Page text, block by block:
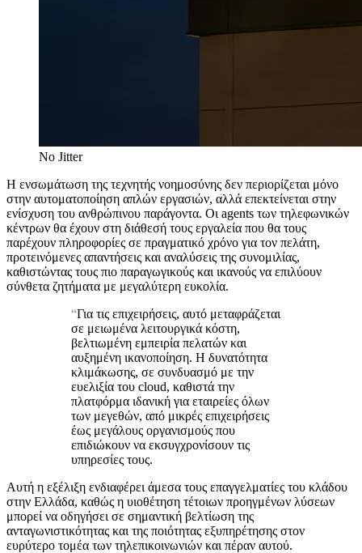
No Jitter
Η ενσωμάτωση της τεχνητής νοημοσύνης δεν περιορίζεται μόνο
στην αυτοματοποίηση απλών εργασιών, αλλά επεκτείνεται στην
ενίσχυση του ανθρώπινου παράγοντα. Οι agents των τηλεφωνικών
κέντρων θα έχουν στη διάθεσή τους εργαλεία που θα τους
παρέχουν πληροφορίες σε πραγματικό χρόνο για τον πελάτη,
προτεινόμενες απαντήσεις και αναλύσεις της συνομιλίας,
καθιστώντας τους πιο παραγωγικούς και ικανούς να επιλύουν
σύνθετα ζητήματα με μεγαλύτερη ευκολία.
“Για τις επιχειρήσεις, αυτό μεταφράζεται
σε μειωμένα λειτουργικά κόστη,
βελτιωμένη εμπειρία πελατών και
αυξημένη ικανοποίηση. Η δυνατότητα
κλιμάκωσης, σε συνδυασμό με την
ευελιξία του cloud, καθιστά την
πλατφόρμα ιδανική για εταιρείες όλων
των μεγεθών, από μικρές επιχειρήσεις
έως μεγάλους οργανισμούς που
επιδιώκουν να εκσυγχρονίσουν τις
υπηρεσίες τους.
Αυτή η εξέλιξη ενδιαφέρει άμεσα τους επαγγελματίες του κλάδου
στην Ελλάδα, καθώς η υιοθέτηση τέτοιων προηγμένων λύσεων
μπορεί να οδηγήσει σε σημαντική βελτίωση της
ανταγωνιστικότητας και της ποιότητας εξυπηρέτησης στον
ευρύτερο τομέα των τηλεπικοινωνιών και πέραν αυτού.